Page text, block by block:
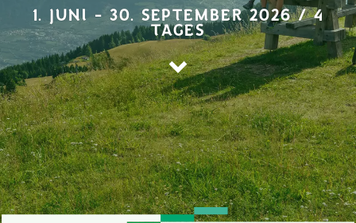
1. JUNI - 30. SEPTEMBER 2026 / 4
TAGES